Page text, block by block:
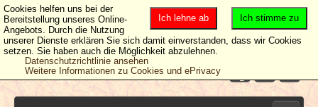
Ich stimme zu
Ich lehne ab
Cookies helfen uns bei der
Bereitstellung unseres Online-
Angebots. Durch die Nutzung
unserer Dienste erklären Sie sich damit einverstanden, dass wir Cookies
setzen. Sie haben auch die Möglichkeit abzulehnen.
Datenschutzrichtlinie ansehen
Weitere Informationen zu Cookies und ePrivacy